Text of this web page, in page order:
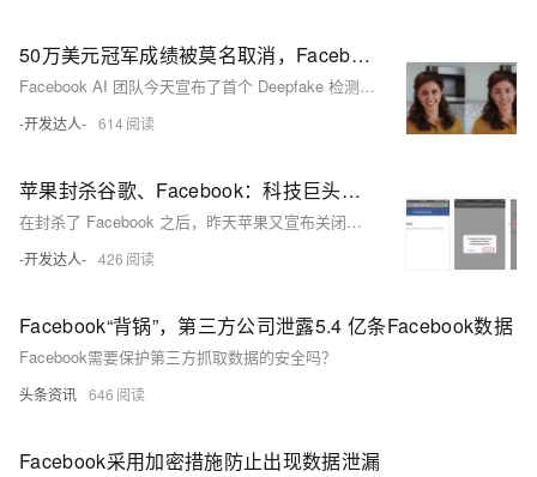
50万美元冠军成绩被莫名取消，Facebook热门数据竞赛引争议
Facebook AI 团队今天宣布了首个 Deepfake 检测挑战赛（DFDC）的结果，第一名算法的识别准确率达 82.56%。然而比结果更加耐人寻味的是，原本获得头名的团队成绩被取消了。
-开发达人- 614
苹果封杀谷歌、Facebook：科技巨头涉嫌收集用户隐私数据
在封杀了 Facebook 之后，昨天苹果又宣布关闭谷歌的内部 iOS 应用分发权限。目前测试版本的谷歌地图、环聊（Hangouts）、Gmail 等程序已经无法在苹果手机上运行了，此外那些只对谷歌员工开放的内部应用程序，如用来坐班车的 Gbus 和点餐 app 也已无法使用。
-开发达人- 426
Facebook“背锅”，第三方公司泄露5.4 亿条Facebook数据
Facebook需要保护第三方抓取数据的安全吗？
头条资讯 646
Facebook采用加密措施防止出现数据泄漏